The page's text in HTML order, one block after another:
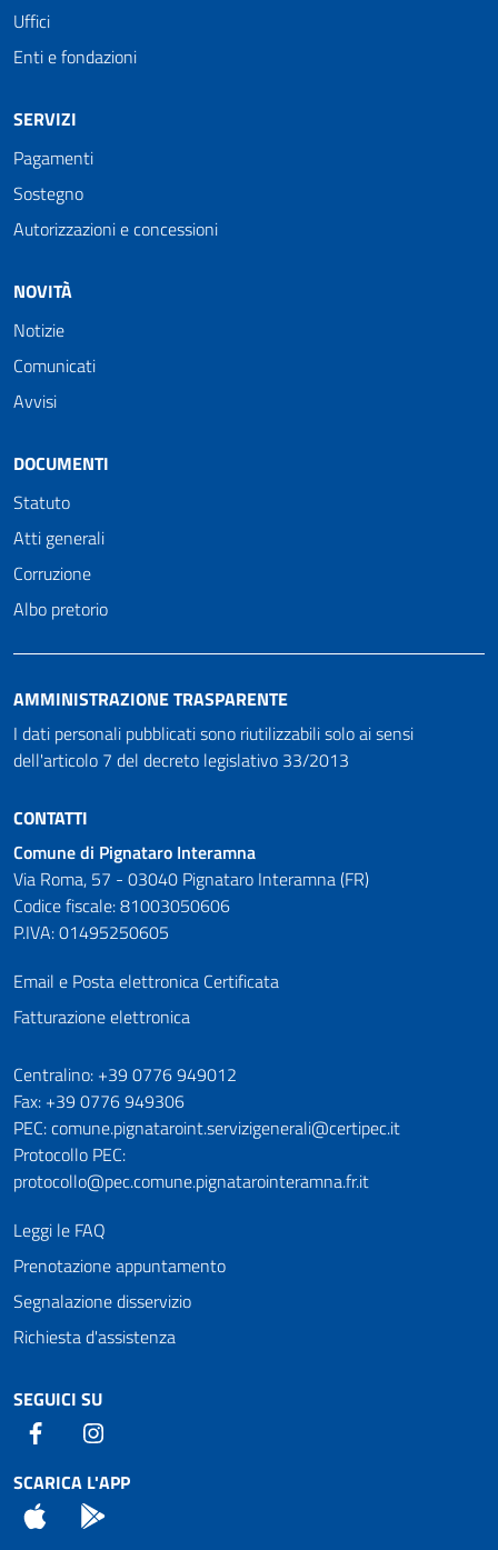
Uffici
Enti e fondazioni
SERVIZI
Pagamenti
Sostegno
Autorizzazioni e concessioni
NOVITÀ
Notizie
Comunicati
Avvisi
DOCUMENTI
Statuto
Atti generali
Corruzione
Albo pretorio
AMMINISTRAZIONE TRASPARENTE
I dati personali pubblicati sono riutilizzabili solo ai sensi
dell'articolo 7 del decreto legislativo 33/2013
CONTATTI
Comune di Pignataro Interamna
Via Roma, 57 - 03040 Pignataro Interamna (FR)
Codice fiscale: 81003050606
P.IVA: 01495250605
Email e Posta elettronica Certificata
Fatturazione elettronica
Numeri utili
Centralino: +39 0776 949012
Fax: +39 0776 949306
PEC: comune.pignataroint.servizigenerali@certipec.it
Protocollo PEC:
protocollo@pec.comune.pignatarointeramna.fr.it
Leggi le FAQ
Prenotazione appuntamento
Segnalazione disservizio
Richiesta d'assistenza
SEGUICI SU
Facebook
SCARICA L'APP
App Store